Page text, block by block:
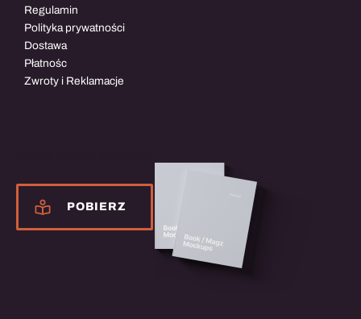
Regulamin
Polityka prywatności
Dostawa
Płatnośc
Zwroty i Reklamacje
POBIERZ